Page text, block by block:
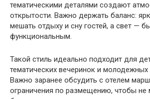
тематическими деталями создают
открытости. Важно держать баланс:
мешать отдыху и сну гостей, а свет —
функциональным.
Такой стиль идеально подходит для
тематических вечеринок и молодежных
Важно заранее обсудить с отелем
ограничения по размещению, чтобы не